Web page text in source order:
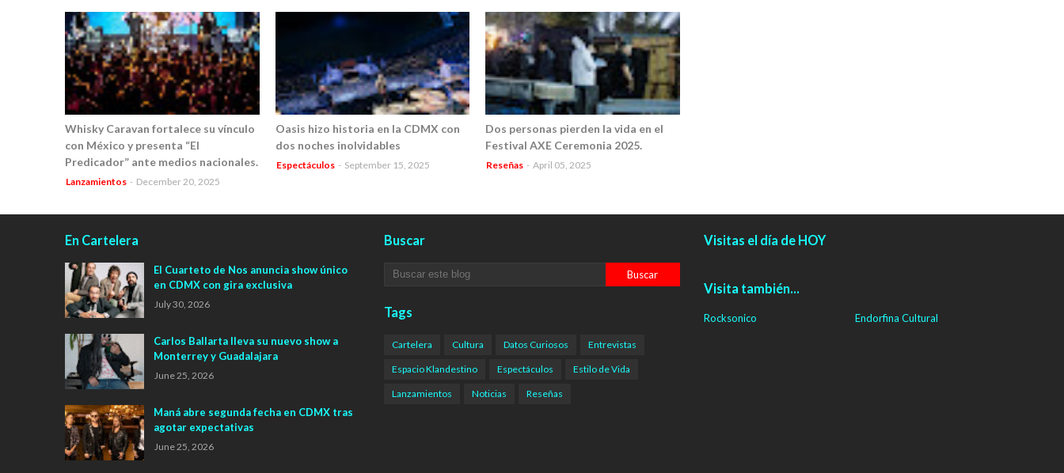
Whisky Caravan fortalece su vínculo
con México y presenta “El
Predicador” ante medios nacionales.
Lanzamientos - December 20, 2025
Oasis hizo historia en la CDMX con
dos noches inolvidables
Espectáculos - September 15, 2025
Dos personas pierden la vida en el
Festival AXE Ceremonia 2025.
Reseñas - April 05, 2025
En Cartelera
El Cuarteto de Nos anuncia show único
en CDMX con gira exclusiva
July 30, 2026
Carlos Ballarta lleva su nuevo show a
Monterrey y Guadalajara
June 25, 2026
Maná abre segunda fecha en CDMX tras
agotar expectativas
June 25, 2026
Buscar
Tags
Cartelera Cultura Datos Curiosos Entrevistas
Espacio Klandestino Espectáculos Estilo de Vida
Lanzamientos Noticias Reseñas
Visitas el día de HOY
Visita también...
Rocksonico Endorfina Cultural